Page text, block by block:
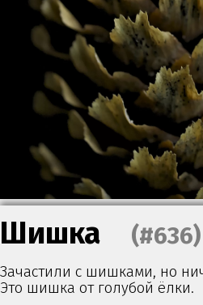
Шишка (#636)
Зачастили с шишками, но
Это шишка от голубой ёлки.